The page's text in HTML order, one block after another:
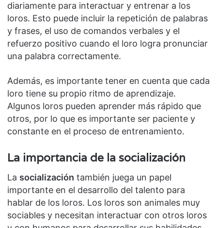
diariamente para interactuar y entrenar a los
loros. Esto puede incluir la repetición de palabras
y frases, el uso de comandos verbales y el
refuerzo positivo cuando el loro logra pronunciar
una palabra correctamente.
Además, es importante tener en cuenta que cada
loro tiene su propio ritmo de aprendizaje.
Algunos loros pueden aprender más rápido que
otros, por lo que es importante ser paciente y
constante en el proceso de entrenamiento.
La importancia de la socialización
La socialización también juega un papel
importante en el desarrollo del talento para
hablar de los loros. Los loros son animales muy
sociables y necesitan interactuar con otros loros